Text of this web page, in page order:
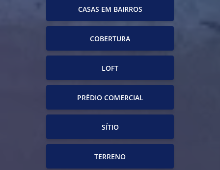
CASAS EM BAIRROS
COBERTURA
LOFT
PRÉDIO COMERCIAL
SÍTIO
TERRENO